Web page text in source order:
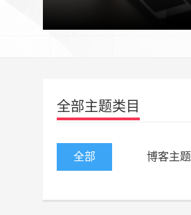
全部主题类目
全部 博客主题